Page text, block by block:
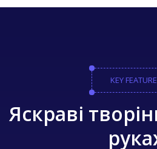
KEY
Яскраві